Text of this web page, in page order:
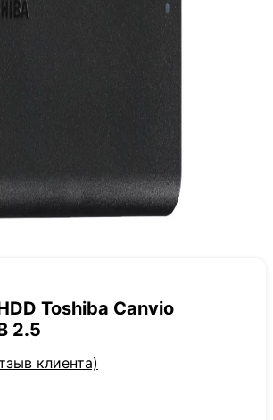
Toshiba Canvio
2.5
клиента)